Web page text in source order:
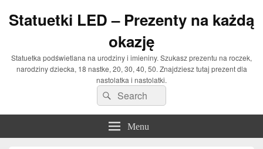
Statuetki LED – Prezenty na każdą
okazję
Statuetka podświetlana na urodziny i imieniny. Szukasz prezentu na roczek,
narodziny dziecka, 18 nastke, 20, 30, 40, 50. Znajdziesz tutaj prezent dla
nastolatka i nastolatki.
Search
for:
Search
Menu